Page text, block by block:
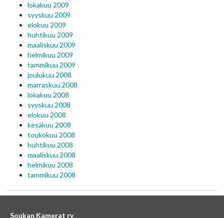
lokakuu 2009
syyskuu 2009
elokuu 2009
huhtikuu 2009
maaliskuu 2009
helmikuu 2009
tammikuu 2009
joulukuu 2008
marraskuu 2008
lokakuu 2008
syyskuu 2008
elokuu 2008
kesäkuu 2008
toukokuu 2008
huhtikuu 2008
maaliskuu 2008
helmikuu 2008
tammikuu 2008
Soukan Kamerat ry